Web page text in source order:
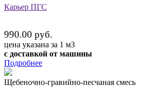
Карьер ПГС
990.00 руб.
цена указана за 1 м3
с доставкой от машины
Подробнее
Щебеночно-гравийно-песчаная смесь